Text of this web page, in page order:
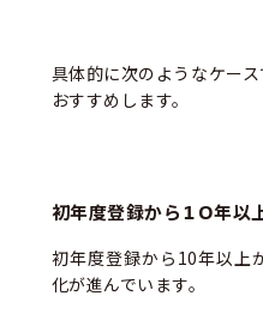
具体的に次のようなケー
おすすめします。
初年度登録から10年以
初年度登録から10年以上
化が進んでいます。